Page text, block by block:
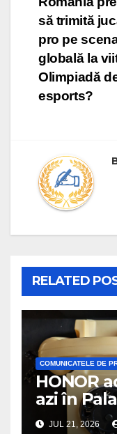
să trimită
pro pe
globală la
Olimpiadă
esports?
RELATED
COMUNICATELE DE
HONOR
azi în
JUL 21, 2026